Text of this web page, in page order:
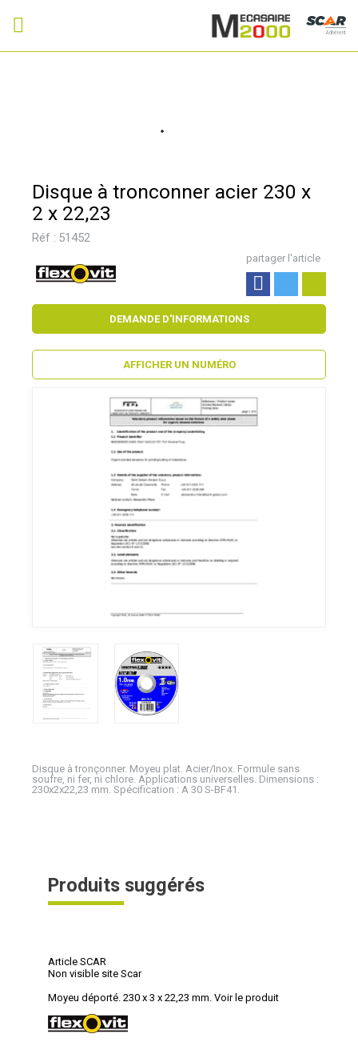
Adhérent
Disque à tronconner acier 230 x
2 x 22,23
Réf : 51452
partager l'article
Disque à tronçonner. Moyeu plat. Acier/Inox. Formule sans
soufre, ni fer, ni chlore. Applications universelles. Dimensions :
230x2x22,23 mm. Spécification : A 30 S-BF41.
DEMANDE D'INFORMATIONS
AFFICHER UN NUMÉRO
Produits suggérés
Article SCAR
Non visible site Scar
Moyeu déporté. 230 x 3 x 22,23 mm. Voir le produit